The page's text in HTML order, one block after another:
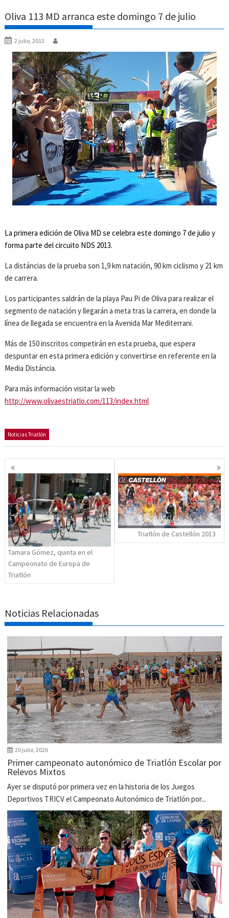
Oliva 113 MD arranca este domingo 7 de julio
2 julio, 2013
La primera edición de Oliva MD se celebra este domingo 7 de julio y
forma parte del circuito NDS 2013.
La distáncias de la prueba son 1,9 km natación, 90 km ciclismo y 21 km
de carrera.
Los participantes saldrán de la playa Pau Pi de Oliva para realizar el
segmento de natación y llegarán a meta tras la carrera, en donde la
línea de llegada se encuentra en la Avenida Mar Mediterrani.
Más de 150 inscritos competirán en esta prueba, que espera
despuntar en esta primera edición y convertirse en referente en la
Media Distáncia.
Para más información visitar la web
http://www.olivaestriatlo.com/113/index.html
Noticias Triatlón
Navegación
de
entradas
Tamara Gómez, quinta en el
Campeonato de Europa de
Triatlón
Triatlón de Castellón 2013
Noticias Relacionadas
20 julio, 2026
Primer campeonato autonómico de Triatlón Escolar por
Relevos Mixtos
Ayer se disputó por primera vez en la historia de los Juegos
Deportivos TRICV el Campeonato Autonómico de Triatlón por...